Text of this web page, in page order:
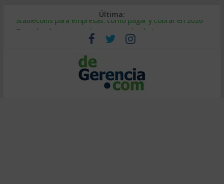
Última:
Stablecoins para empresas: cómo pagar y cobrar en 2026
Despido silencioso: qué es y por qué sale tan caro
IA en selección de personal: cómo auditarla a tiempo
Trabajo forzoso en la cadena de suministro: qué hacer
Mercado hispano de EE. UU.: cómo segmentarlo y venderle